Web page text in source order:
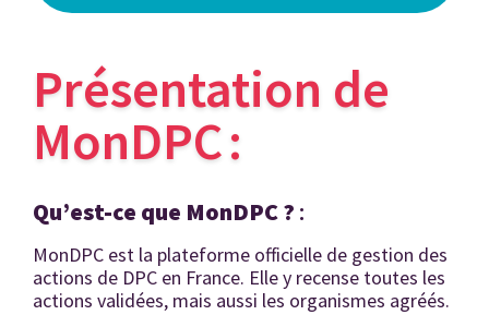
Présentation de
MonDPC :
Qu’est-ce que MonDPC ? :
MonDPC est la plateforme officielle de gestion des
actions de DPC en France. Elle y recense toutes les
actions validées, mais aussi les organismes agréés.